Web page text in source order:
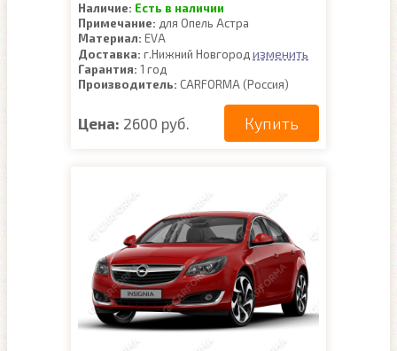
Наличие: Есть в наличии
Примечание: для Опель Астра
Материал: EVA
Доставка: г.Нижний Новгород изменить
Гарантия: 1 год
Производитель: CARFORMA (Россия)
Цена: 2600 руб. Купить